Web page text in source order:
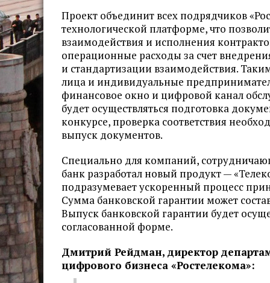
Проект объединит всех подрядчиков
технологической платформе, что
взаимодействия и исполнения
операционные расходы за счет
и стандартизации взаимодействия.
лица и индивидуальные
финансовое окно и цифровой канал
будет осуществляться подготовка
конкурсе, проверка соответствия
выпуск документов.
Специально для компаний,
банк разработал новый продукт —
подразумевает ускоренный процесс
Сумма банковской гарантии может
Выпуск банковской гарантии будет
согласованной форме.
Дмитрий Рейдман, директор
цифрового бизнеса «Ростелекома»: